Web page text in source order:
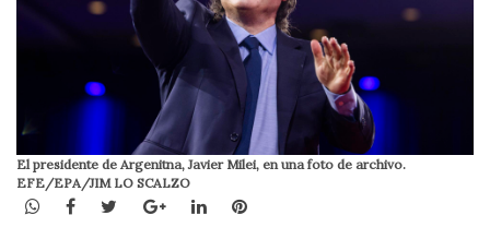
El presidente de Argenitna, Javier Milei, en una foto de archivo.
EFE/EPA/JIM LO SCALZO
WhatsApp
Facebook
TwitterGoogle+LinkedInPinterest